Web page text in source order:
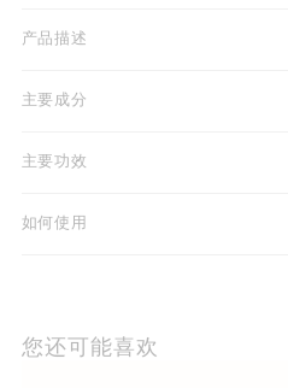
产品描述
主要成分
主要功效
如何使用
您还可能喜欢